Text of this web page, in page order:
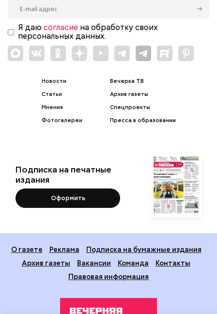
Я даю согласие на обработку своих
персональных данных.
Новости
Статьи
Мнения
Фотогалереи
Вечерка ТВ
Архив газеты
Спецпроекты
Пресса в образовании
Подписка на печатные
издания
Оформить
О газете Реклама
Подписка на бумажные издания
Архив газеты
Вакансии Команда
Контакты
Правовая информация